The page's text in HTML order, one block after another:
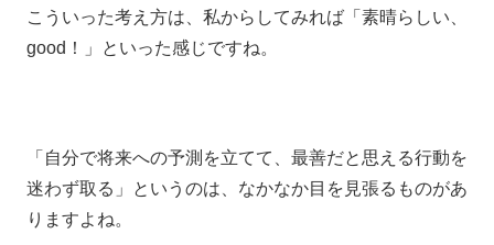
こういった考え方は、私からしてみれば「素晴らしい、
good！」といった感じですね。
「自分で将来への予測を立てて、最善だと思える行動を
迷わず取る」というのは、なかなか目を見張るものがあ
りますよね。